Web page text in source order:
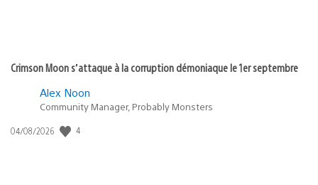
Crimson Moon s’attaque à la corruption démoniaque le 1er septembre
Alex Noon
Community Manager, Probably Monsters
Date
04/08/2026 4